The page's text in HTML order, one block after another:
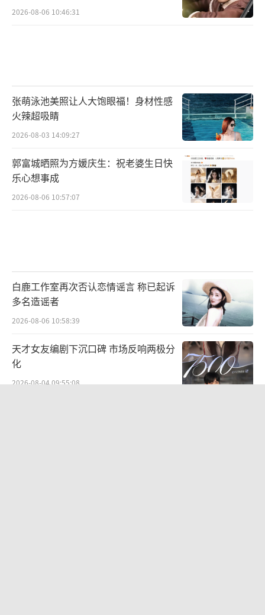
2026-08-06 10:46:31
张萌泳池美照让人大饱眼福！身材性感
火辣超吸睛
2026-08-03 14:09:27
郭富城晒照为方媛庆生：祝老婆生日快
乐心想事成
2026-08-06 10:57:07
白鹿工作室再次否认恋情谣言 称已起诉
多名造谣者
2026-08-06 10:58:39
天才女友编剧下沉口碑 市场反响两极分
化
2026-08-04 09:55:08